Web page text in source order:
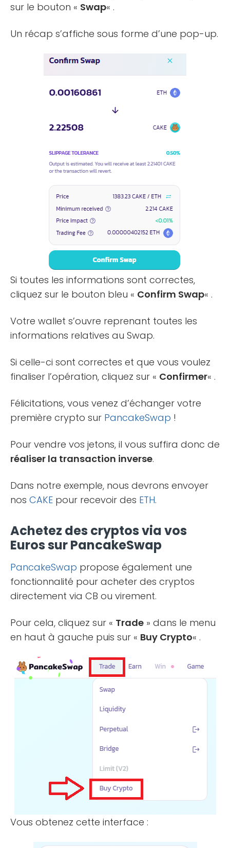
sur le bouton « Swap« .
Un récap s’affiche sous forme d’une pop-up.
Si toutes les informations sont correctes,
cliquez sur le bouton bleu « Confirm Swap« .
Votre wallet s’ouvre reprenant toutes les
informations relatives au Swap.
Si celle-ci sont correctes et que vous voulez
finaliser l’opération, cliquez sur « Confirmer« .
Félicitations, vous venez d’échanger votre
première crypto sur PancakeSwap !
Pour vendre vos jetons, il vous suffira donc de
réaliser la transaction inverse.
Dans notre exemple, nous devrons envoyer
nos CAKE pour recevoir des ETH.
Achetez des cryptos via vos
Euros sur PancakeSwap
PancakeSwap propose également une
fonctionnalité pour acheter des cryptos
directement via CB ou virement.
Pour cela, cliquez sur « Trade » dans le menu
en haut à gauche puis sur « Buy Crypto« .
Vous obtenez cette interface :